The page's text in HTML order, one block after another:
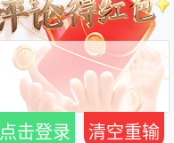
点击登录 清空重输